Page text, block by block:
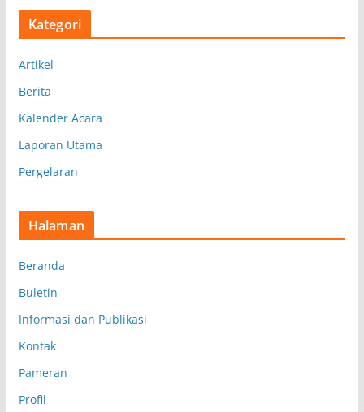
s
Kategori
Artikel
Berita
Kalender Acara
Laporan Utama
Pergelaran
Halaman
Beranda
Buletin
Informasi dan Publikasi
Kontak
Pameran
Profil